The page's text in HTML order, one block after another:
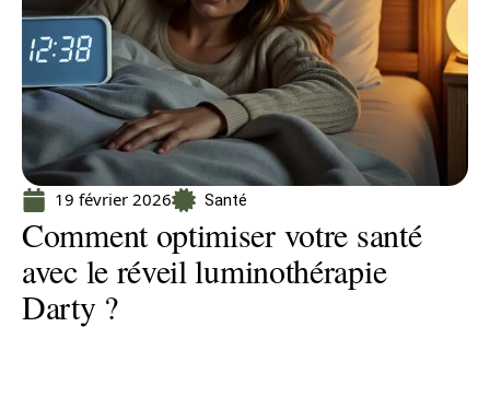
19 février 2026 Santé
Comment optimiser votre santé
avec le réveil luminothérapie
Darty ?